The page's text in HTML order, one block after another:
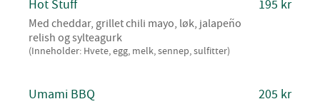
Hot Stuff
Med cheddar, grillet chili mayo, løk, jalapeño
relish og sylteagurk
(Inneholder: Hvete, egg, melk, sennep, sulfitter)
195 kr
Umami BBQ 205 kr